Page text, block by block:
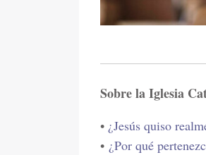
Sobre la Iglesia
• ¿Jesús quiso
• ¿Por qué